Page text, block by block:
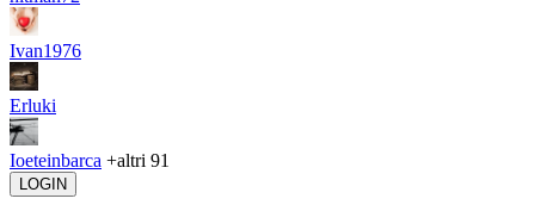
Ivan1976
Erluki
Ioeteinbarca +altri 91
LOGIN